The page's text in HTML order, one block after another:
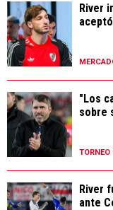
River
"Los
sobre
River
ante